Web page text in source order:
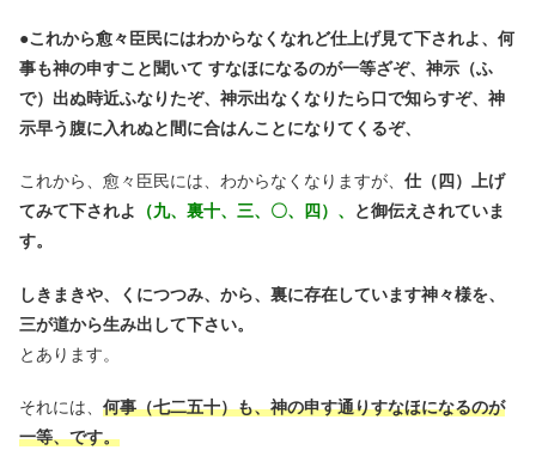
●これから愈々臣民にはわからなくなれど仕上げ見て下されよ、何
事も神の申すこと聞いて すなほになるのが一等ざぞ、神示（ふ
で）出ぬ時近ふなりたぞ、神示出なくなりたら口で知らすぞ、神
示早う腹に入れぬと間に合はんことになりてくるぞ、
これから、愈々臣民には、わからなくなりますが、 仕（四）上げ
てみて下されよ
（九、裏十、三、〇、四）、
と御伝えされていま
す。
しきまきや、くにつつみ、から、裏に存在しています神々様を、
三が道から生み出して下さい。
とあります。
それには、 何事（七二五十）も、神の申す通りすなほになるのが
一等、です。